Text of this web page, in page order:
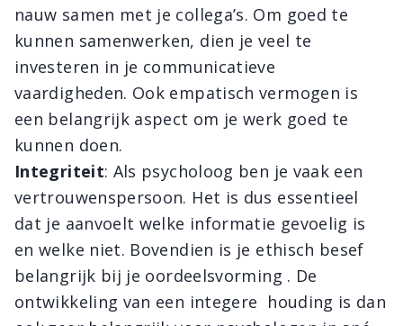
nauw samen met je collega’s. Om goed te
kunnen samenwerken, dien je veel te
investeren in je communicatieve
vaardigheden. Ook empatisch vermogen is
een belangrijk aspect om je werk goed te
kunnen doen.
Integriteit: Als psycholoog ben je vaak een
vertrouwenspersoon. Het is dus essentieel
dat je aanvoelt welke informatie gevoelig is
en welke niet. Bovendien is je ethisch besef
belangrijk bij je oordeelsvorming . De
ontwikkeling van een integere houding is dan